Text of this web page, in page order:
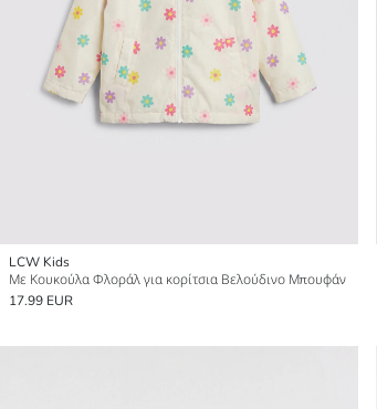
LCW Kids
Με Κουκούλα Φλοράλ για κορίτσια Βελούδινο Μπουφάν
17.99 EUR